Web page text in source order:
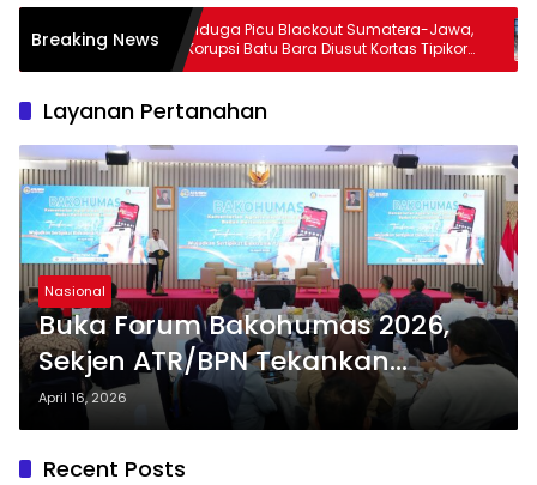
Breaking News
Terkait
MBG
Diduga Picu Blackout Sumatera-Jawa,
Korupsi Batu Bara Diusut Kortas Tipikor
Didukung P3H
Layanan Pertanahan
Nasional
Buka Forum Bakohumas 2026,
Sekjen ATR/BPN Tekankan
Penyamaan Persepsi dalam
Implementasi Sertipikat Elektronik
April 16, 2026
Recent Posts